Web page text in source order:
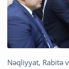
Nəqliyyat, Rabitə